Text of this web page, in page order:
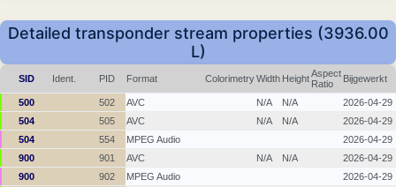
Detailed transponder stream properties (3936.00
L)
SID Ident. PID Format ColorimetryWidth HeightAspect
Ratio
Bijgewerkt
500 502 AVC N/A N/A
2026-04-29
504
505 AVC N/A N/A
2026-04-29
504
554 MPEG Audio
2026-04-29
900
901 AVC N/A N/A
2026-04-29
900
902 MPEG Audio
2026-04-29